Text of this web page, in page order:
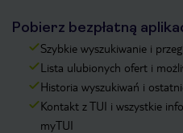
Pobierz bezpłatną
Szybkie wyszukiwanie i
Lista ulubionych ofert i
Historia wyszukiwań i
Kontakt z TUI i wszystkie
myTUI